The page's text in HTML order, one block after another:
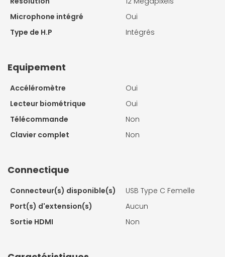
Microphone intégré
Oui
Type de H.P
Intégrés
Equipement
Accéléromètre
Oui
Lecteur biométrique
Oui
Télécommande
Non
Clavier complet
Non
Connectique
Connecteur(s) disponible(s)
USB Type C Femelle
Port(s) d'extension(s)
Aucun
Sortie HDMI
Non